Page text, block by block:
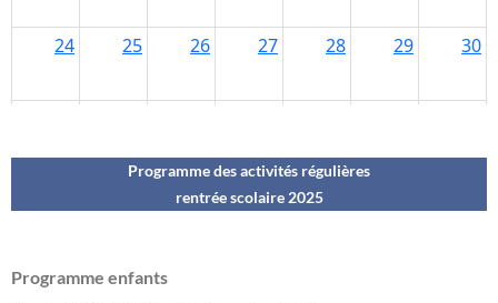
Programme des activités régulières
rentrée scolaire 2025
Programme enfants